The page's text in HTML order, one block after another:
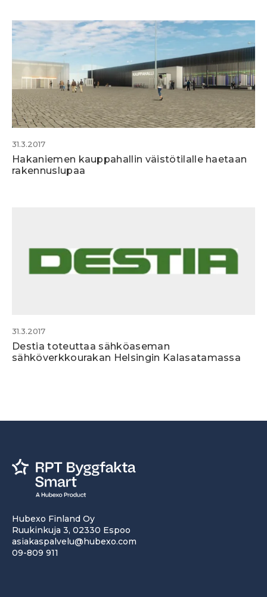
31.3.2017
Hakaniemen kauppahallin väistötilalle haetaan
rakennuslupaa
31.3.2017
Destia toteuttaa sähköaseman
sähköverkkourakan Helsingin Kalasatamassa
Hubexo Finland Oy
Ruukinkuja 3, 02330 Espoo
asiakaspalvelu@hubexo.com
09-809 911